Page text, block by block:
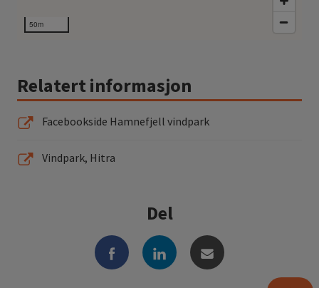
50m
Relatert informasjon
Facebookside Hamnefjell vindpark
Vindpark, Hitra
Del